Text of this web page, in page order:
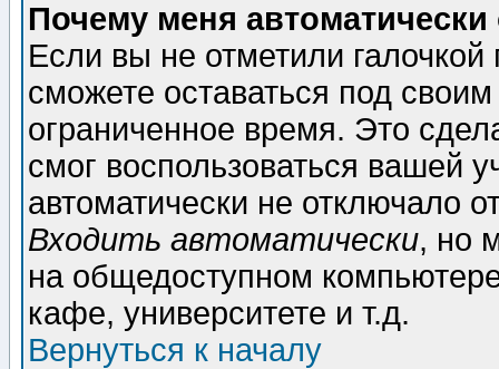
Почему меня автоматически
Если вы не отметили галочкой
сможете оставаться под
ограниченное время. Это
смог воспользоваться вашей
автоматически не отключало
Входить автоматически, но
на общедоступном
кафе, университете и т.д.
Вернуться к началу